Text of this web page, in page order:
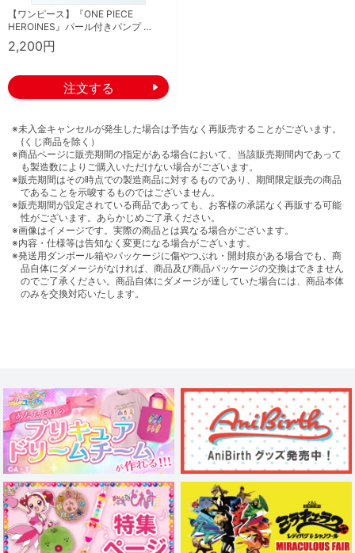
【ワンピース】『ONE PIECE
HEROINES』パール付きパンプ …
2,200円
※未入金キャンセルが発生した場合は予告なく再販売することがございます。
(くじ商品を除く）
※商品ページに販売期間の指定がある場合において、当該販売期間内であって
も製造数によりご購入いただけない場合がございます。
※販売期間はその時点での製造商品に対するものであり、期間限定販売の商品
であることを示唆するものではございません。
※販売期間が設定されている商品であっても、お客様の承諾なく再販する可能
性がございます。あらかじめご了承ください。
※画像はイメージです。実際の商品とは異なる場合がございます。
※内容・仕様等は告知なく変更になる場合がございます。
※発送用ダンボール箱やパッケージに傷やつぶれ・開封痕がある場合でも、商
品自体にダメージがなければ、商品及び商品パッケージの交換はできません
のでご了承ください。商品自体にダメージが達していた場合には、商品本体
のみを交換対応いたします。